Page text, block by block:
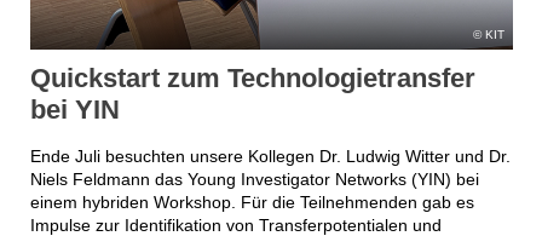
KIT
Quickstart zum Technologietransfer
bei YIN
Ende Juli besuchten unsere Kollegen Dr. Ludwig Witter und Dr.
Niels Feldmann das Young Investigator Networks (YIN) bei
einem hybriden Workshop. Für die Teilnehmenden gab es
Impulse zur Identifikation von Transferpotentialen und